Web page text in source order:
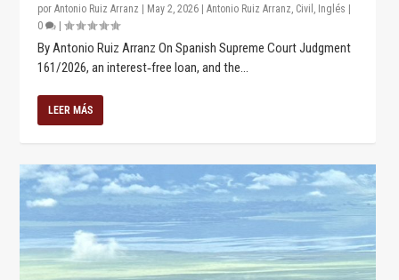
porAntonio Ruiz Arranz May 2, 2026 |Antonio Ruiz Arranz, Civil , Inglés
0
|
By Antonio Ruiz Arranz On Spanish Supreme Court Judgment
161/2026, an interest‑free loan, and the...
LEER MÁS